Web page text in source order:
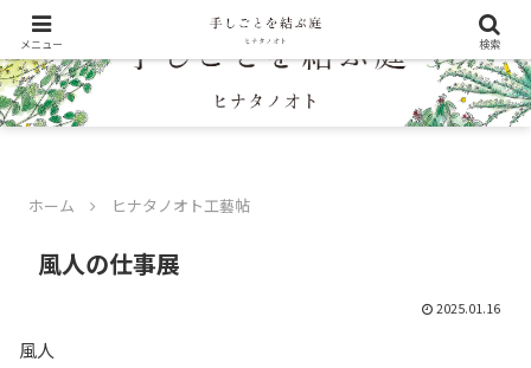
ホーム ヒナタノオト工藝帖
風人の仕事展
2025.01.16
風人
メニュー 検索